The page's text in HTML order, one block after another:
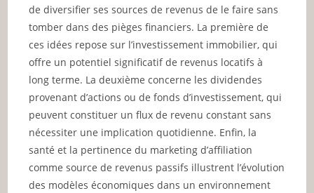
de diversifier ses sources de revenus de le faire sans
tomber dans des pièges financiers. La première de
ces idées repose sur l’investissement immobilier, qui
offre un potentiel significatif de revenus locatifs à
long terme. La deuxième concerne les dividendes
provenant d’actions ou de fonds d’investissement, qui
peuvent constituer un flux de revenu constant sans
nécessiter une implication quotidienne. Enfin, la
santé et la pertinence du marketing d’affiliation
comme source de revenus passifs illustrent l’évolution
des modèles économiques dans un environnement